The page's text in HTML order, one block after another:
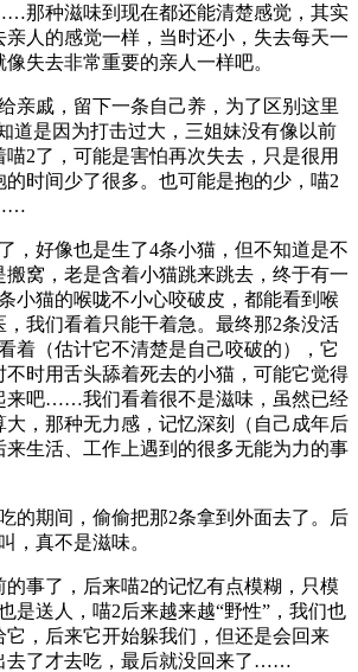
那种滋味到现在都还能清楚感觉，其实
亲人的感觉一样，当时还小，失去每天一
失去非常重要的亲人一样吧。
亲戚，留下一条自己养，为了区别这里
道是因为打击过大，三姐妹没有像以前
2了，可能是害怕再次失去，只是很用
时间少了很多。也可能是抱的少，喵2
，好像也是生了4条小猫，但不知道是不
搬窝，老是含着小猫跳来跳去，终于有一
小猫的喉咙不小心咬破皮，都能看到喉
，我们看着只能干着急。最终那2条没活
着（估计它不清楚是自己咬破的），它
不时用舌头舔着死去的小猫，可能它觉得
来吧……我们看着很不是滋味，虽然已经
大，那种无力感，记忆深刻（自己成年后
来生活、工作上遇到的很多无能为力的事
的期间，偷偷把那2条拿到外面去了。后
，真不是滋味。
的事了，后来喵2的记忆有点模糊，只模
是送人，喵2后来越来越“野性”，我们也
它，后来它开始躲我们，但还是会回来
去了才去吃，最后就没回来了……